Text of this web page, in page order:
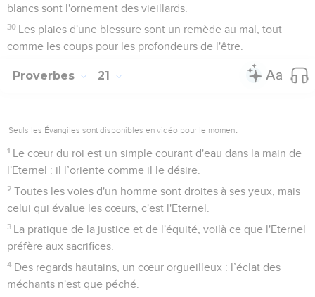
blancs sont l'ornement des vieillards.
30 Les plaies d'une blessure sont un remède au mal, tout
comme les coups pour les profondeurs de l'être.
Proverbes 21
Seuls les Évangiles sont disponibles en vidéo pour le moment.
1 Le cœur du roi est un simple courant d'eau dans la main de
l'Eternel : il l’oriente comme il le désire.
2 Toutes les voies d'un homme sont droites à ses yeux, mais
celui qui évalue les cœurs, c'est l'Eternel.
3 La pratique de la justice et de l'équité, voilà ce que l'Eternel
préfère aux sacrifices.
4 Des regards hautains, un cœur orgueilleux : l’éclat des
méchants n'est que péché.